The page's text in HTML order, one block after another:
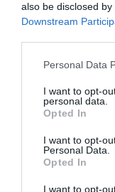
also be disclosed
Downstream
Personal Data
I want to opt-
personal data.
Opted In
I want to opt-
Personal Data.
Opted In
I want to opt-